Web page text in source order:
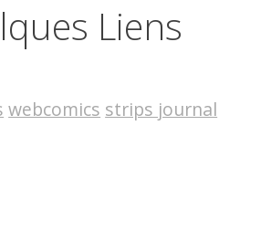
Liens
webcomics strips journal